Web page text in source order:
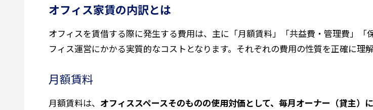
オフィス家賃の内訳とは
オフィスを賃借する際に発生する費用は、主に「月額賃料」「共益費・管理費」
フィス運営にかかる実質的なコストとなります。それぞれの費用の性質を正確に理
月額賃料
月額賃料は、 オフィススペースそのものの使用対価として、毎月オーナー（貸主）